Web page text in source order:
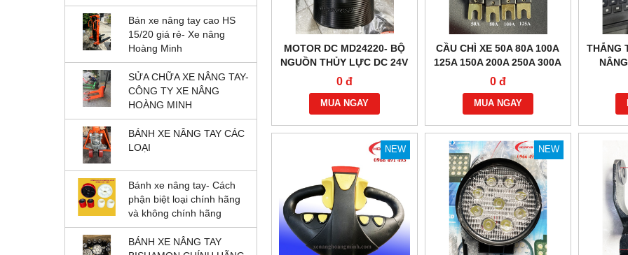
Bán xe nâng tay cao HS
15/20 giá rẻ- Xe nâng
Hoàng Minh
SỬA CHỮA XE NÂNG TAY-
CÔNG TY XE NÂNG
HOÀNG MINH
BÁNH XE NÂNG TAY CÁC
LOẠI
Bánh xe nâng tay- Cách
phận biệt loại chính hãng
và không chính hãng
BÁNH XE NÂNG TAY
MOTOR DC MD24220- BỘ
NGUỒN THỦY LỰC DC 24V
2.2KW
0 đ
MUA NGAY
CẦU CHÌ XE 50A 80A 100A
125A 150A 200A 250A 300A
0 đ
MUA NGAY
THẮNG
NEW NEW